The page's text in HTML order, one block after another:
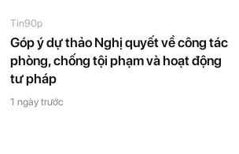
Tin90p
Góp ý dự thảo Nghị quyết về công tác
phòng, chống tội phạm và hoạt động
tư pháp
1 ngày trước